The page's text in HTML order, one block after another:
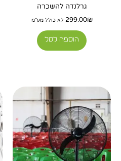
גרלנדה להשכרה
299.00₪ לא כולל מע"מ
הוספה לסל